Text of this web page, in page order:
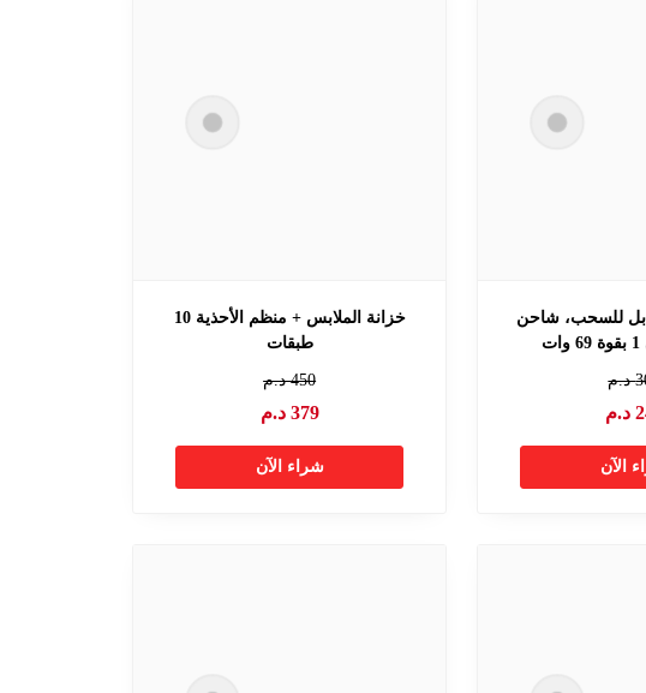
للسحب، شاحن
د.م
د.م
الآن
خزانة الملابس + منظم الأحذية 10
طبقات
450د.م
379 د.م
شراء الآن